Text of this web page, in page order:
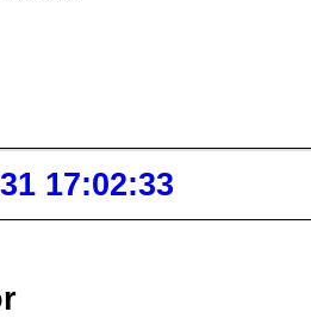
17:02:33